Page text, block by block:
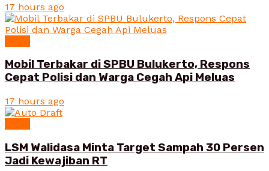
17 hours ago
Mobil Terbakar di SPBU Bulukerto, Respons
Cepat Polisi dan Warga Cegah Api Meluas
17 hours ago
LSM Walidasa Minta Target Sampah 30 Persen
Jadi Kewajiban RT